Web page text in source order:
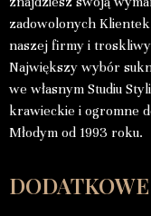
zadowolonych
naszej firmy i
Największy wybór
we własnym Studiu
krawieckie i ogromne
Młodym od 1993 roku.